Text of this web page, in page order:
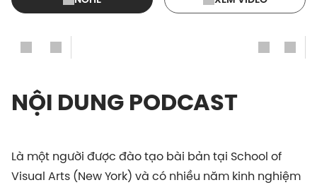
NỘI DUNG PODCAST
Là một người được đào tạo bài bản tại School of
Visual Arts (New York) và có nhiều năm kinh nghiệm